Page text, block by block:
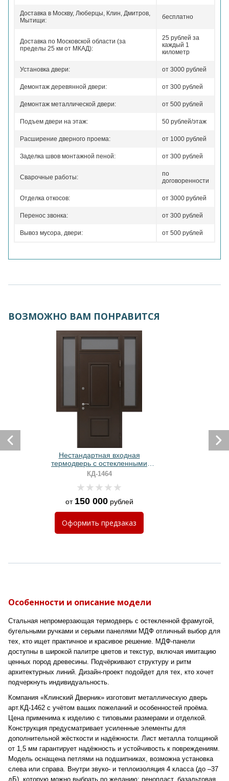
Доставка в Москву, Люберцы, Клин, Дмитров,
Мытищи:
бесплатно
Доставка по Московской области (за
пределы 25 км от МКАД):
25 рублей за
каждый 1
километр
Установка двери: от 3000 рублей
Демонтаж деревянной двери: от 300 рублей
Демонтаж металлической двери: от 500 рублей
Подъем двери на этаж: 50 рублей/этаж
Расширение дверного проема: от 1000 рублей
Заделка швов монтажной пеной: от 300 рублей
Сварочные работы:
по
договоренности
Отделка откосов: от 3000 рублей
Перенос звонка: от 300 рублей
Вывоз мусора, двери: от 500 рублей
ВОЗМОЖНО ВАМ ПОНРАВИТСЯ
Нестандартная входная
термодверь с остекленными
вставками, металлофиленкой и
МДФ
КД-1464
от 150 000рублей
Оформить предзаказ
Особенности и описание модели
Стальная непромерзающая термодверь с остекленной фрамугой,
бугельными ручками и серыми панелями МДФ отличный выбор для
тех, кто ищет практичное и красивое решение. МДФ-панели
доступны в широкой палитре цветов и текстур, включая имитацию
ценных пород древесины. Подчёркивают структуру и ритм
архитектурных линий. Дизайн-проект подойдет для тех, кто хочет
подчеркнуть индивидуальность.
Компания «Клинский Дверник» изготовит металлическую дверь
арт.КД-1462 с учётом ваших пожеланий и особенностей проёма.
Цена применима к изделию с типовыми размерами и отделкой.
Конструкция предусматривает усиленные элементы для
дополнительной жёсткости и надёжности. Лист металла толщиной
от 1,5 мм гарантирует надёжность и устойчивость к повреждениям.
Модель оснащена петлями на подшипниках, возможна установка
слева или справа. Внутри звуко- и теплоизоляция 4 класса (до –37
дБ), которую можно выбрать по желанию: пенопласт, базальтовая